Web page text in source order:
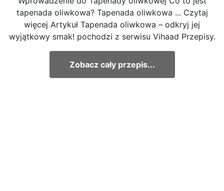
tapenada oliwkowa? Tapenada oliwkowa ... Czytaj
więcej Artykuł Tapenada oliwkowa – odkryj jej
wyjątkowy smak! pochodzi z serwisu Vihaad Przepisy.
Zobacz cały przepis...